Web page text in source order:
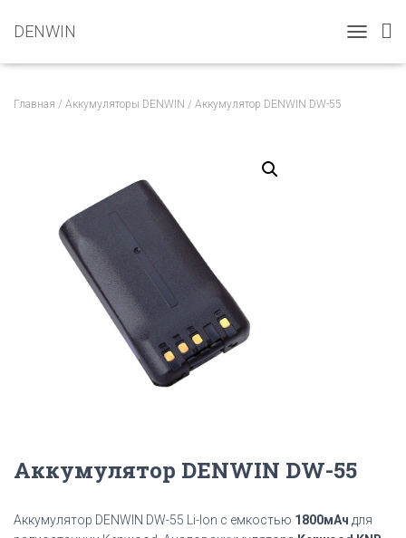
DENWIN
O
Главная / Аккумуляторы DENWIN / Аккумулятор DENWIN DW-55
Аккумулятор DENWIN DW-55
Аккумулятор DENWIN DW-55 Li-Ion с емкостью 1800мАч для